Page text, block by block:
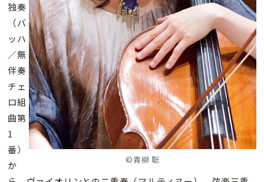
©青柳 聡
独奏
（バ
ッハ
／無
伴奏
チェ
ロ組
曲第
1
番）
か